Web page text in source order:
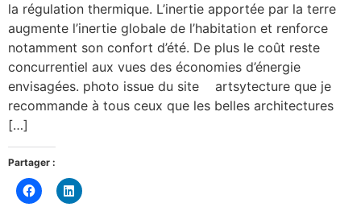
la régulation thermique. L’inertie apportée par la terre
augmente l’inertie globale de l’habitation et renforce
notamment son confort d’été. De plus le coût reste
concurrentiel aux vues des économies d’énergie
envisagées. photo issue du site artsytecture que je
recommande à tous ceux que les belles architectures
[…]
Partager :
Cliquez
pour
Cliquez
pour